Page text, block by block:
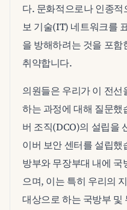
다. 문화적으로나 인종
보 기술(IT) 네트워크를
을 방해하려는 것을 포
취약합니다.
의원들은 우리가 이 전
하는 과정에 대해 질문했
버 조직(DCO)의 설립을
이버 보안 센터를 설립
방부와 무장부대 내에
으며, 이는 특히 우리의
대상으로 하는 국방부